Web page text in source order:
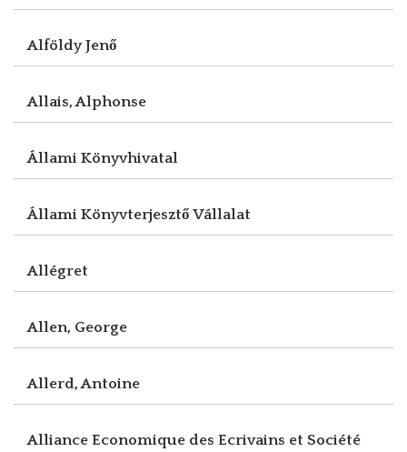
Alföldy Jenő
Allais, Alphonse
Állami Könyvhivatal
Állami Könyvterjesztő Vállalat
Allégret
Allen, George
Allerd, Antoine
Alliance Economique des Ecrivains et Société